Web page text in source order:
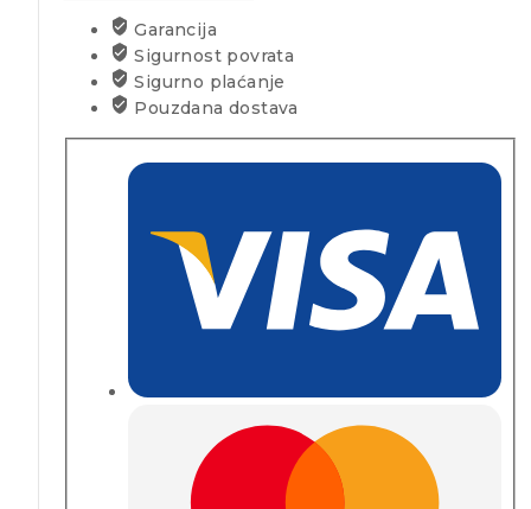
Garancija
Sigurnost povrata
Sigurno plaćanje
Pouzdana dostava